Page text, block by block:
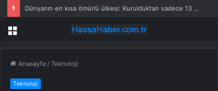
Dünyanın en kısa ömürlü ülkesi: Kurulduktan sadece 13 saat sonra tarihe karıştı
Menü
Anasayfa /Teknoloji
Teknoloji